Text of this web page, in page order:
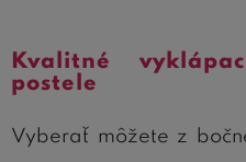
Kvalitné
postele
Vyberať môžete z